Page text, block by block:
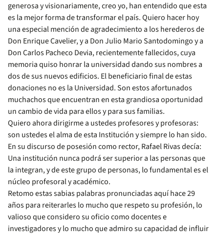
generosa y visionariamente, creo yo, han entendido que esta
es la mejor forma de transformar el país. Quiero hacer hoy
una especial mención de agradecimiento a los herederos de
Don Enrique Cavelier, y a Don Julio Mario Santodomingo y a
Don Carlos Pacheco Devia, recientemente fallecidos, cuya
memoria quiso honrar la universidad dando sus nombres a
dos de sus nuevos edificios. El beneficiario final de estas
donaciones no es la Universidad. Son estos afortunados
muchachos que encuentran en esta grandiosa oportunidad
un cambio de vida para ellos y para sus familias.
Quiero ahora dirigirme a ustedes profesores y profesoras:
son ustedes el alma de esta Institución y siempre lo han sido.
En su discurso de posesión como rector, Rafael Rivas decía:
Una institución nunca podrá ser superior a las personas que
la integran, y de este grupo de personas, lo fundamental es el
núcleo profesoral y académico.
Retomo estas sabias palabras pronunciadas aquí hace 29
años para reiterarles lo mucho que respeto su profesión, lo
valioso que considero su oficio como docentes e
investigadores y lo mucho que admiro su capacidad de influir